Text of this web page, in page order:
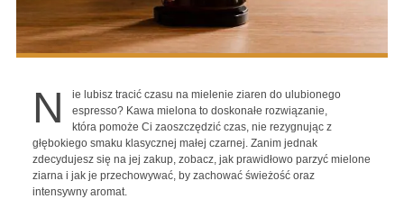
N
ie lubisz tracić czasu na mielenie ziaren do ulubionego
espresso? Kawa mielona to doskonałe rozwiązanie,
która pomoże Ci zaoszczędzić czas, nie rezygnując z
głębokiego smaku klasycznej małej czarnej. Zanim jednak
zdecydujesz się na jej zakup, zobacz, jak prawidłowo parzyć mielone
ziarna i jak je przechowywać, by zachować świeżość oraz
intensywny aromat.